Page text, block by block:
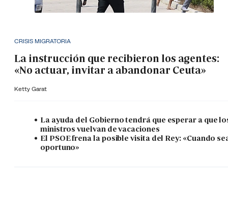
CRISIS MIGRATORIA
La instrucción que recibieron los agentes:
«No actuar, invitar a abandonar Ceuta»
Ketty Garat
La ayuda del Gobierno tendrá que esperar a que
ministros vuelvan de vacaciones
El PSOE frena la posible visita del Rey: «Cuando
oportuno»